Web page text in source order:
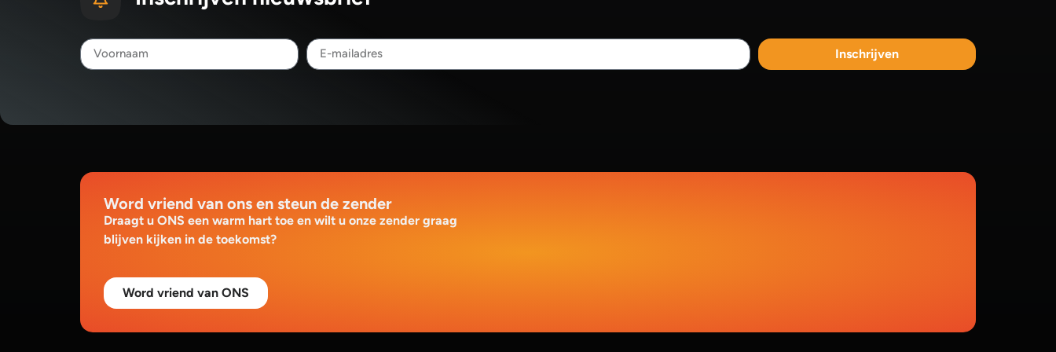
Inschrijven
Word vriend van ons en steun de zender
Draagt u ONS een warm hart toe en wilt u onze zender graag
blijven kijken in de toekomst?
Word vriend van ONS